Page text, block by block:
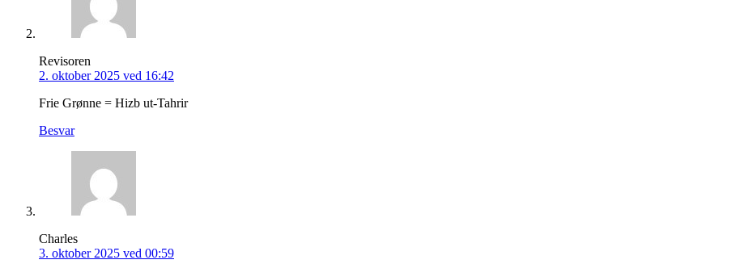
Revisoren
2. oktober 2025 ved 16:42
Frie Grønne = Hizb ut-Tahrir
Besvar
Charles
3. oktober 2025 ved 00:59